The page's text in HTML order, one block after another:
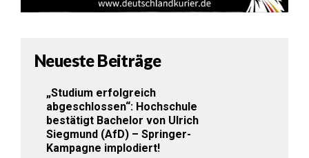
Neueste Beiträge
„Studium erfolgreich
abgeschlossen“: Hochschule
bestätigt Bachelor von Ulrich
Siegmund (AfD) – Springer-
Kampagne implodiert!